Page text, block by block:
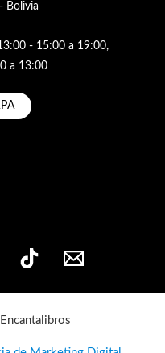
Bolivia
- 15:00 a 19:00,
a 13:00